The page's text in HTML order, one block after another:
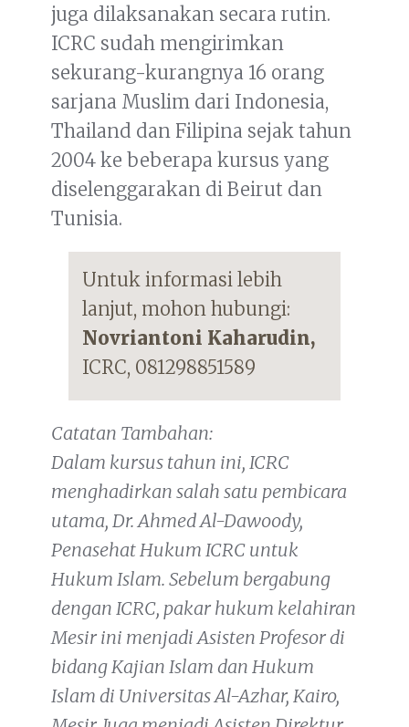
juga dilaksanakan secara rutin.
ICRC sudah mengirimkan
sekurang-kurangnya 16 orang
sarjana Muslim dari Indonesia,
Thailand dan Filipina sejak tahun
2004 ke beberapa kursus yang
diselenggarakan di Beirut dan
Tunisia.
Untuk informasi lebih
lanjut, mohon hubungi:
Novriantoni Kaharudin,
ICRC, 081298851589
Catatan Tambahan:
Dalam kursus tahun ini, ICRC
menghadirkan salah satu pembicara
utama, Dr. Ahmed Al-Dawoody,
Penasehat Hukum ICRC untuk
Hukum Islam. Sebelum bergabung
dengan ICRC, pakar hukum kelahiran
Mesir ini menjadi Asisten Profesor di
bidang Kajian Islam dan Hukum
Islam di Universitas Al-Azhar, Kairo,